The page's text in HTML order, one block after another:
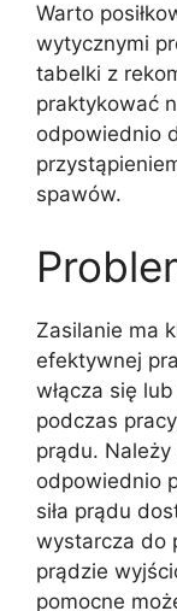
Warto
wytycznymi
tabelki z
praktykować
odpowiednio
spawów.
Zasilanie ma
efektywnej
włącza się
podczas
prądu.
odpowiednio
siła prądu
wystarcza do
prądzie
pomocne